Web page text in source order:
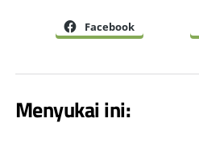
Facebook
Menyukai ini: